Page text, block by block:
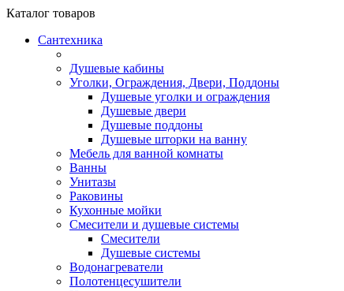
Каталог товаров
Сантехника
Душевые кабины
Уголки, Ограждения, Двери, Поддоны
Душевые уголки и ограждения
Душевые двери
Душевые поддоны
Душевые шторки на ванну
Мебель для ванной комнаты
Ванны
Унитазы
Раковины
Кухонные мойки
Смесители и душевые системы
Смесители
Душевые системы
Водонагреватели
Полотенцесушители